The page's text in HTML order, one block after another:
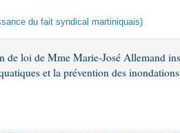
du fait syndical martiniquais)
de loi de Mme Marie-José Allemand
et la prévention des inondations